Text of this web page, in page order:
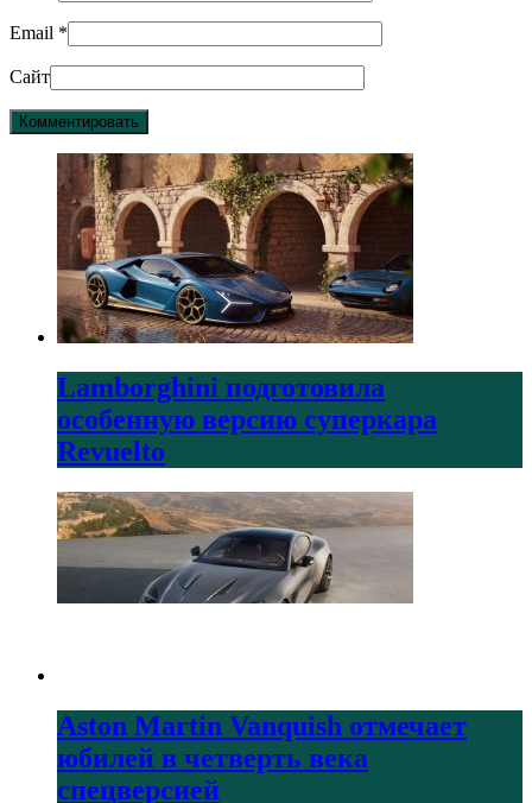
Email *
Сайт
Lamborghini подготовила
особенную версию суперкара
Revuelto
Aston Martin Vanquish отмечает
юбилей в четверть века
спецверсией